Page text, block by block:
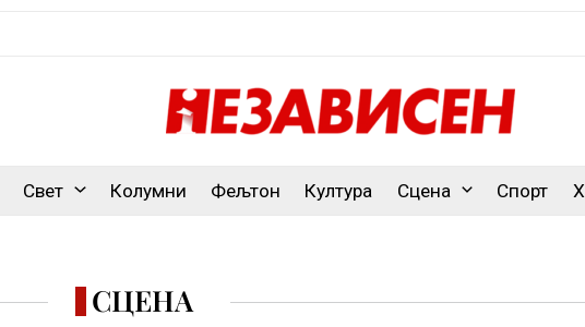
Свет Колумни Фељтон Култура Сцена Спорт
СЦЕНА